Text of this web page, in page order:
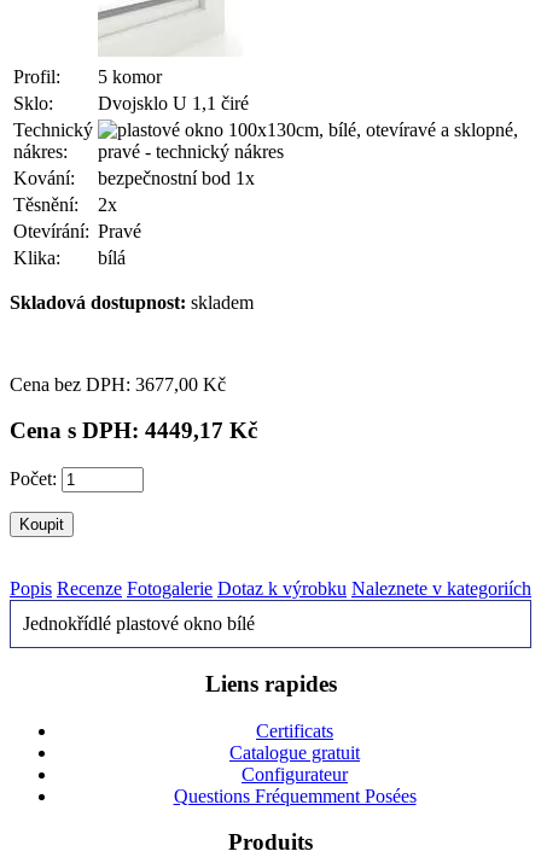
Profil:
5 komor
Sklo:
Dvojsklo U 1,1 čiré
Technický
nákres:
Kování:
bezpečnostní bod 1x
Těsnění:
2x
Otevírání: Pravé
Klika:
bílá
Skladová dostupnost: skladem
Cena bez DPH: 3677,00 Kč
Cena s DPH: 4449,17 Kč
Počet:
Popis Recenze Fotogalerie Dotaz k výrobku Naleznete v kategoriích
Jednokřídlé plastové okno bílé
Liens rapides
Certificats
Catalogue gratuit
Configurateur
Questions Fréquemment Posées
Produits